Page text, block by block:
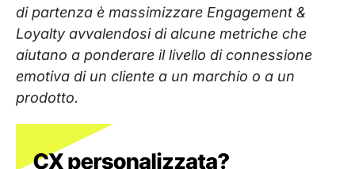
di partenza è massimizzare Engagement &
Loyalty avvalendosi di alcune metriche che
aiutano a ponderare il livello di connessione
emotiva di un cliente a un marchio o a un
prodotto.